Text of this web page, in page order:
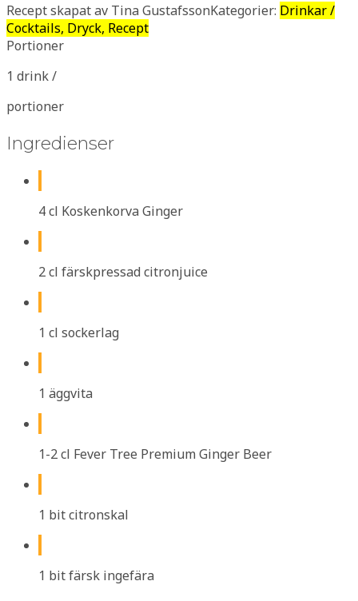
Recept skapat av Tina GustafssonKategorier: Drinkar /
Cocktails, Dryck, Recept
Portioner
1 drink /
portioner
Ingredienser
4 cl Koskenkorva Ginger
2 cl färskpressad citronjuice
1 cl sockerlag
1 äggvita
1-2 cl Fever Tree Premium Ginger Beer
1 bit citronskal
1 bit färsk ingefära